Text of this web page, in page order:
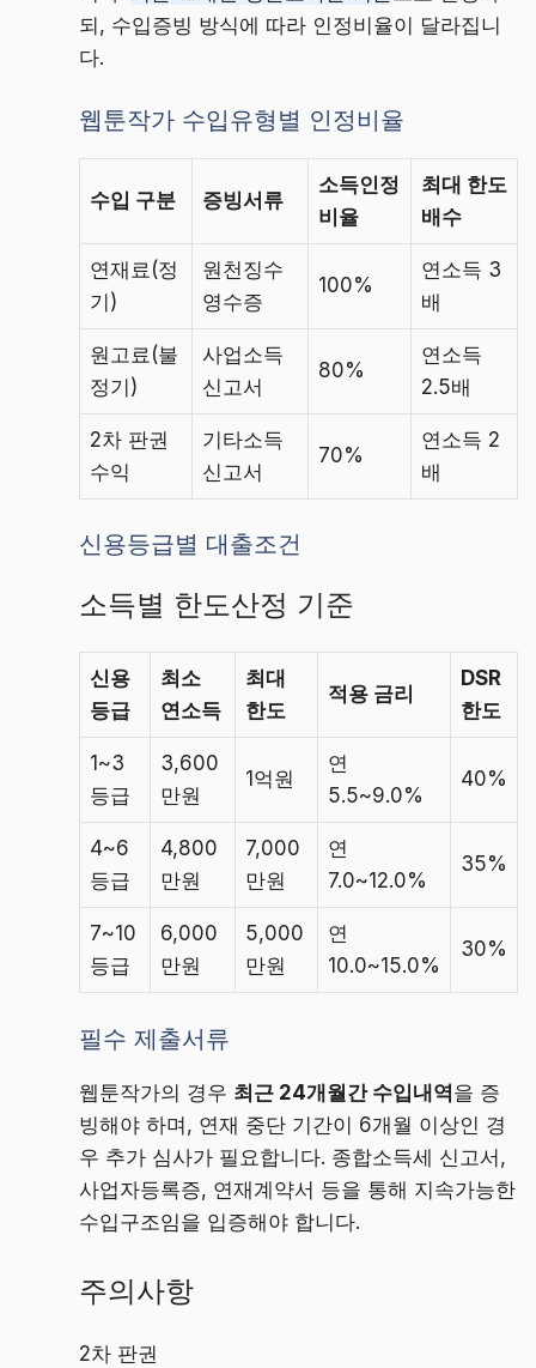
되, 수입증빙 방식에 따라 인정비율이 달라집니
다.
웹툰작가 수입유형별 인정비율
수입 구분 증빙서류
소득인정
비율
최대 한도
배수
연재료(정
기)
원천징수
영수증
100%
연소득 3
배
원고료(불
정기)
사업소득
신고서
80%
연소득
2.5배
2차 판권
수익
기타소득
신고서
70%
연소득 2
배
신용등급별 대출조건
소득별 한도산정 기준
신용
등급
최소
연소득
최대
한도
적용 금리
DSR
한도
1~3
등급
3,600
만원
1억원
연
5.5~9.0%
40%
4~6
등급
4,800
만원
7,000
만원
연
7.0~12.0%
35%
7~10
등급
6,000
만원
5,000
만원
연
10.0~15.0%
30%
필수 제출서류
웹툰작가의 경우 최근 24개월간 수입내역을 증
빙해야 하며, 연재 중단 기간이 6개월 이상인 경
우 추가 심사가 필요합니다. 종합소득세 신고서,
사업자등록증, 연재계약서 등을 통해 지속가능한
수입구조임을 입증해야 합니다.
주의사항
2차 판권